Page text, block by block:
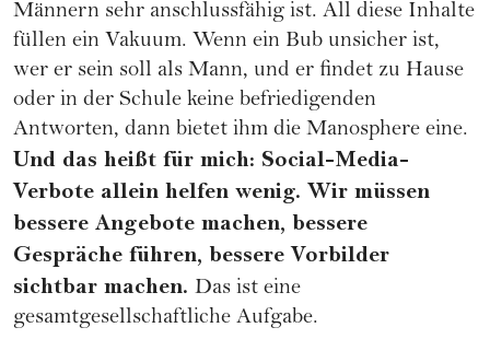
Männern sehr anschlussfähig ist. All diese Inhalte
füllen ein Vakuum. Wenn ein Bub unsicher ist,
wer er sein soll als Mann, und er findet zu Hause
oder in der Schule keine befriedigenden
Antworten, dann bietet ihm die Manosphere eine.
Und das heißt für mich: Social-Media-
Verbote allein helfen wenig. Wir müssen
bessere Angebote machen, bessere
Gespräche führen, bessere Vorbilder
sichtbar machen. Das ist eine
gesamtgesellschaftliche Aufgabe.